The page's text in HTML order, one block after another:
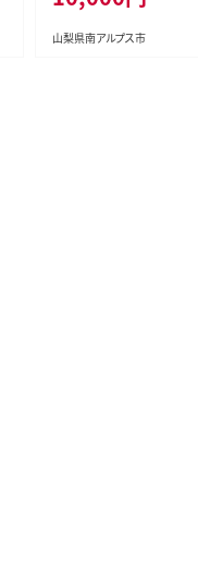
ット1.2kg以上（2～3房）
ール便発送 ALPAG007
山梨県南アルプス市